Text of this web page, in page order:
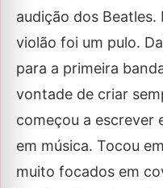
audição dos
violão foi um pulo.
para a primeira
vontade de criar
começou a escrever
em música. Tocou
muito focados em